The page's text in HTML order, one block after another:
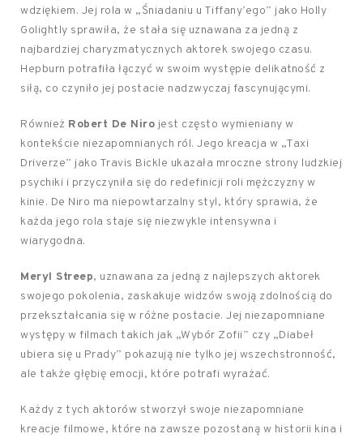
wdziękiem. Jej rola w „Śniadaniu u Tiffany’ego” jako Holly
Golightly sprawiła, że stała się uznawana za jedną z
najbardziej charyzmatycznych aktorek swojego czasu.
Hepburn potrafiła łączyć w swoim występie delikatność z
siłą, co czyniło jej postacie nadzwyczaj fascynującymi.
Również Robert De Niro jest często wymieniany w
kontekście niezapomnianych ról. Jego kreacja w „Taxi
Driverze” jako Travis Bickle ukazała mroczne strony ludzkiej
psychiki i przyczyniła się do redefinicji roli mężczyzny w
kinie. De Niro ma niepowtarzalny styl, który sprawia, że
każda jego rola staje się niezwykle intensywna i
wiarygodna.
Meryl Streep, uznawana za jedną z najlepszych aktorek
swojego pokolenia, zaskakuje widzów swoją zdolnością do
przekształcania się w różne postacie. Jej niezapomniane
występy w filmach takich jak „Wybór Zofii” czy „Diabeł
ubiera się u Prady” pokazują nie tylko jej wszechstronność,
ale także głębię emocji, które potrafi wyrażać.
Każdy z tych aktorów stworzył swoje niezapomniane
kreacje filmowe, które na zawsze pozostaną w historii kina i